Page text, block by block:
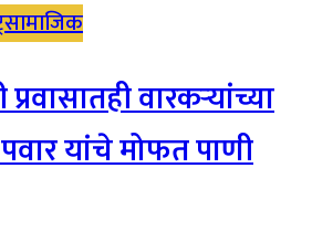
सामाजिक
वारकऱ्यांच्या
यांचे मोफत पाणी